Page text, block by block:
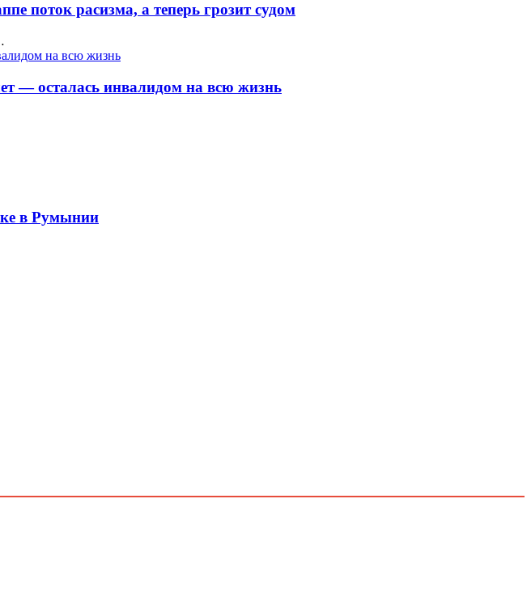
поток расизма, а теперь грозит судом
— осталась инвалидом на всю жизнь
в Румынии